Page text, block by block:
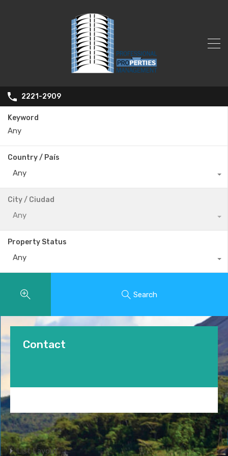
2221-2909
Keyword
Country / País
Any
City / Ciudad
Any
Property Status
Any
Search
Contact
List Layout